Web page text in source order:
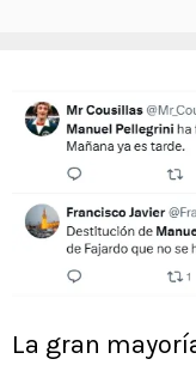
La gran